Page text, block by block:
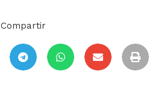
Compartir